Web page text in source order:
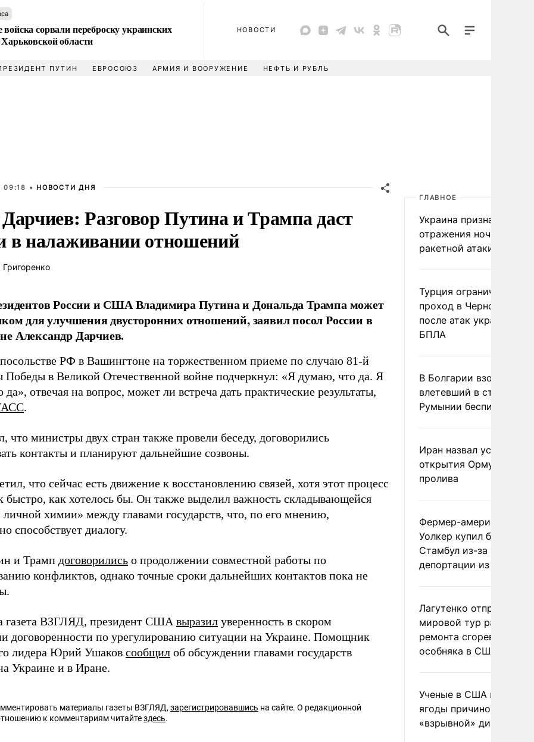
войска сорвали переброску украинских
области
НОВОСТИ
ПУТИН ЕВРОСОЮЗ АРМИЯ И ВООРУЖЕНИЕ НЕФТЬ И РУБЛЬ
• НОВОСТИ ДНЯ
Разговор Путина и Трампа даст
в налаживании отношений
России и США Владимира Путина и Дональда Трампа может
для улучшения двусторонних отношений, заявил посол России в
Александр Дарчиев.
РФ в Вашингтоне на торжественном приеме по случаю 81-й
Победы в Великой Отечественной войне подчеркнул: «Я думаю, что да. Я
да», отвечая на вопрос, может ли встреча дать практические результаты,
.
что министры двух стран также провели беседу, договорились
контакты и планируют дальнейшие созвоны.
что сейчас есть движение к восстановлению связей, хотя этот процесс
быстро, как хотелось бы. Он также выделил важность складывающейся
личной химии» между главами государств, что, по его мнению,
способствует диалогу.
и Трамп договорились о продолжении совместной работы по
конфликтов, однако точные сроки дальнейших контактов пока не
газета ВЗГЛЯД, президент США выразил уверенность в скором
договоренности по урегулированию ситуации на Украине. Помощник
лидера Юрий Ушаков сообщил об обсуждении главами государств
Украине и в Иране.
материалы газеты ВЗГЛЯД, зарегистрировавшись на сайте. О редакционной
к комментариям читайтездесь.
ГЛАВНОЕ
Украина признала
отражения ночной
ракетной атаки
Турция ограничила
проход в Черное море
после атак украинских
БПЛА
В Болгарии взорвался
влетевший в страну из
Румынии беспилотник
Иран назвал условие
открытия Ормузского
пролива
Фермер-американец
Уолкер купил билет в
Стамбул из-за угрозы
депортации из России
Лагутенко отправился в
мировой тур ради
ремонта сгоревшего
особняка в США
Ученые в США назвали
ягоды причиной
«взрывной» диареи